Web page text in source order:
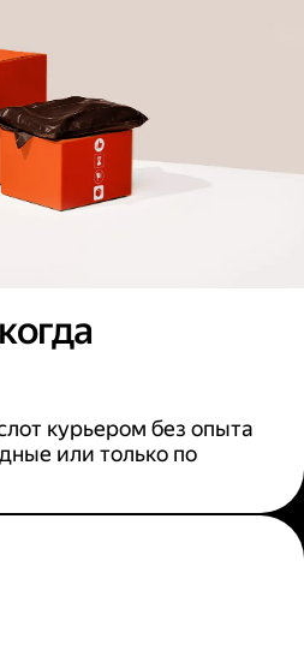
курьером без опыта
или только по